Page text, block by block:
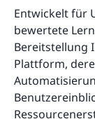
Entwickelt für
bewertete
Bereitstellung
Plattform,